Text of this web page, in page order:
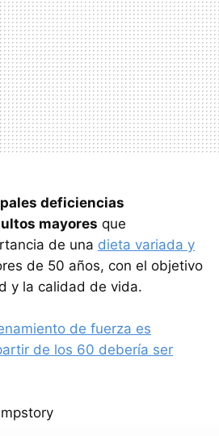
deficiencias
mayores que
de una dieta variada y
de 50 años, con el objetivo
y la calidad de vida.
de fuerza es
de los 60 debería ser